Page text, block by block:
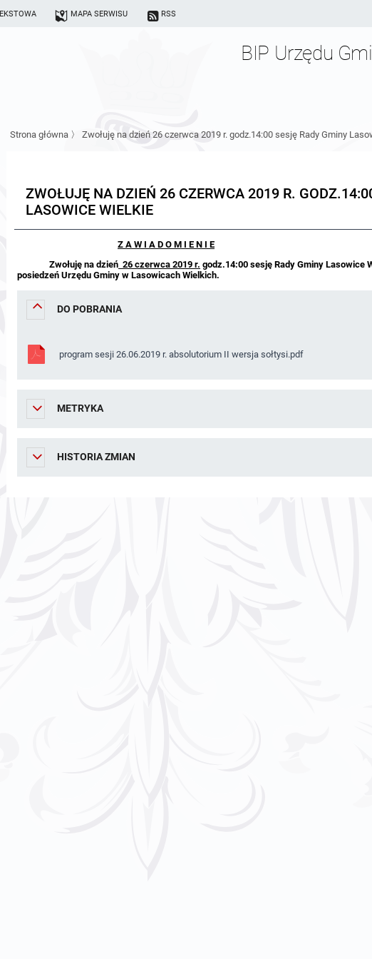
MAPA SERWISU RSS
BIP Urzędu
Strona główna 〉 Zwołuję na dzień 26 czerwca 2019 r. godz.14:00 sesję Rady Gminy
ZWOŁUJĘ NA DZIEŃ 26 CZERWCA 2019 R.
LASOWICE WIELKIE
Z A W I A D O M I E N I E
Zwołuję na dzień 26 czerwca 2019 r. godz.14:00 sesję Rady Gminy Lasowice
posiedzeń Urzędu Gminy w Lasowicach Wielkich.
DO POBRANIA
program sesji 26.06.2019 r. absolutorium II wersja sołtysi.pdf
METRYKA
HISTORIA ZMIAN